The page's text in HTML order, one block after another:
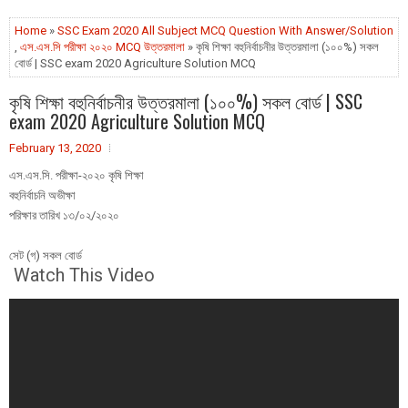
Home » SSC Exam 2020 All Subject MCQ Question With Answer/Solution
, এস.এস.সি পরীক্ষা ২০২০ MCQ উত্তরমালা » কৃষি শিক্ষা বহুনির্বাচনীর উত্তরমালা (১০০%) সকল
বোর্ড | SSC exam 2020 Agriculture Solution MCQ
কৃষি শিক্ষা বহুনির্বাচনীর উত্তরমালা (১০০%) সকল বোর্ড | SSC
exam 2020 Agriculture Solution MCQ
February 13, 2020
এস.এস.সি. পরীক্ষা-২০২০ কৃষি শিক্ষা
বহুনির্বাচনি অভীক্ষা
পরিক্ষার তারিখ ১৩/০২/২০২০
সেট (গ) সকল বোর্ড
Watch This Video